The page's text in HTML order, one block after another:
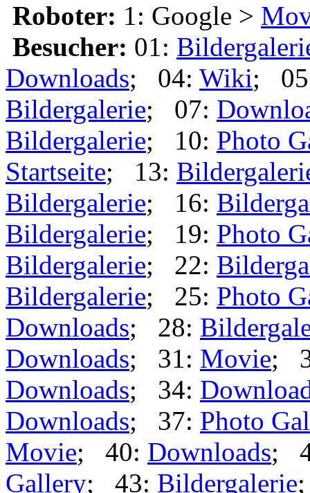
Roboter: 1: Google >
Besucher: 01:
Downloads; 04: Wiki;
Bildergalerie; 07:
Bildergalerie; 10: Photo
Startseite; 13:
Bildergalerie; 16:
Bildergalerie; 19: Photo
Bildergalerie; 22:
Bildergalerie; 25: Photo
Downloads; 28:
Downloads; 31: Movie;
Downloads; 34:
Downloads; 37: Photo
Movie; 40: Downloads;
Gallery; 43: Bildergalerie